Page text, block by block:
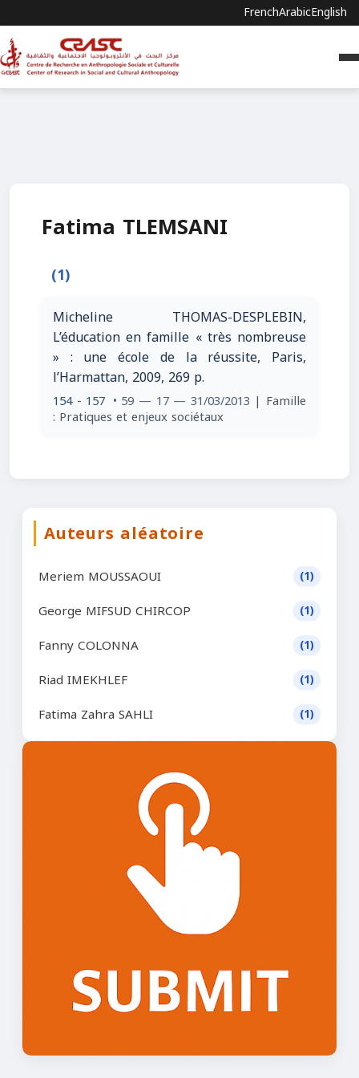
FrenchArabicEnglish
Fatima TLEMSANI
(1)
Micheline THOMAS-DESPLEBIN,
L’éducation en famille « très nombreuse
» : une école de la réussite, Paris,
l’Harmattan, 2009, 269 p.
154 - 157 • 59 — 17 — 31/03/2013 | Famille
: Pratiques et enjeux sociétaux
Auteurs aléatoire
Meriem MOUSSAOUI (1)
George MIFSUD CHIRCOP (1)
Fanny COLONNA (1)
Riad IMEKHLEF (1)
Fatima Zahra SAHLI (1)